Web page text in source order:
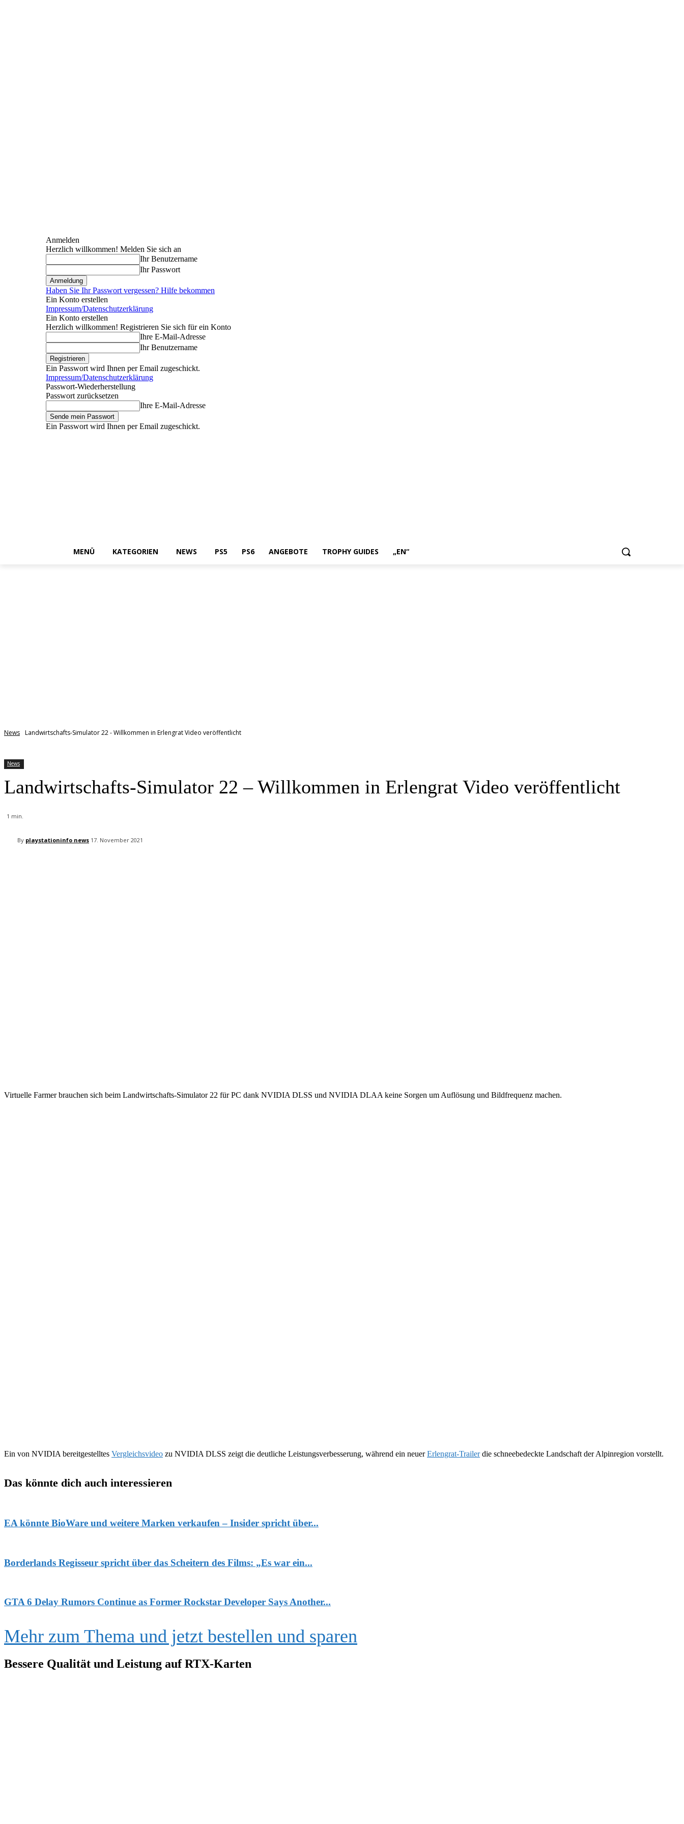
Anmelden
Herzlich willkommen! Melden Sie sich an
Ihr Benutzername
Ihr Passwort
Haben Sie Ihr Passwort vergessen? Hilfe bekommen
Ein Konto erstellen
Impressum/Datenschutzerklärung
Ein Konto erstellen
Herzlich willkommen! Registrieren Sie sich für ein Konto
Ihre E-Mail-Adresse
Ihr Benutzername
Ein Passwort wird Ihnen per Email zugeschickt.
Impressum/Datenschutzerklärung
Passwort-Wiederherstellung
Passwort zurücksetzen
Ihre E-Mail-Adresse
Ein Passwort wird Ihnen per Email zugeschickt.
MENÜ KATEGORIEN NEWS PS5 PS6 ANGEBOTE TROPHY GUIDES „EN“
News Landwirtschafts-Simulator 22 - Willkommen in Erlengrat Video veröffentlicht
News
Landwirtschafts-Simulator 22 – Willkommen in Erlengrat Video veröffentlicht
1 min.
By playstationinfo news 17. November 2021
Virtuelle Farmer brauchen sich beim Landwirtschafts-Simulator 22 für PC dank NVIDIA DLSS und NVIDIA DLAA keine Sorgen um Auflösung und Bildfrequenz machen.
Ein von NVIDIA bereitgestelltes Vergleichsvideo zu NVIDIA DLSS zeigt die deutliche Leistungsverbesserung, während ein neuerErlengrat-Trailerdie schneebedeckte Landschaft der Alpinregion vorstellt.
Das könnte dich auch interessieren
EA könnte BioWare und weitere Marken verkaufen – Insider spricht über...
Borderlands Regisseur spricht über das Scheitern des Films: „Es war ein...
GTA 6 Delay Rumors Continue as Former Rockstar Developer Says Another...
Mehr zum Thema und jetzt bestellen und sparen
Bessere Qualität und Leistung auf RTX-Karten